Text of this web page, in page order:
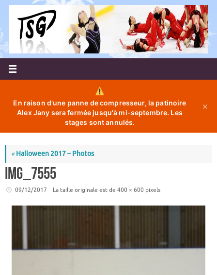
Passer
contenu
En raison d'une panne de compresseur, la patinoire
Alex Jany sera fermée jusqu'à mi-septembre. Les
stages sont annulés.
✕
«Halloween 2017 – Photos
IMG_7555
09/12/2017 La taille originale est de 400 × 600 pixels